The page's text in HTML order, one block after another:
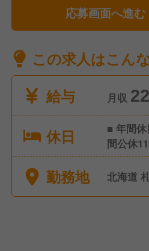
応募画面へ進む
この求人はこんな
給与
月収
休日
■ 年間
間公休
日） ・
8休） ・
勤務地 北海道